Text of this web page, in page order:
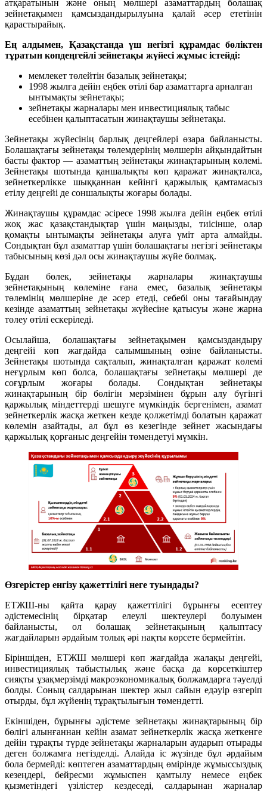
атқаратынын және оның мөлшері азаматтардың болашақ
зейнетақымен қамсыздандырылуына қалай әсер ететінін
қарастырайық.
Ең алдымен, Қазақстанда үш негізгі құрамдас бөліктен
тұратын көпдеңгейлі зейнетақы жүйесі жұмыс істейді:
мемлекет төлейтін базалық зейнетақы;
1998 жылға дейін еңбек өтілі бар азаматтарға арналған
ынтымақты зейнетақы;
зейнетақы жарналары мен инвестициялық табыс
есебінен қалыптасатын жинақтаушы зейнетақы.
Зейнетақы жүйесінің барлық деңгейлері өзара байланысты.
Болашақтағы зейнетақы төлемдерінің мөлшерін айқындайтын
басты фактор — азаматтың зейнетақы жинақтарының көлемі.
Зейнетақы шотында қаншалықты көп қаражат жинақталса,
зейнеткерлікке шыққаннан кейінгі қаржылық қамтамасыз
етілу деңгейі де соншалықты жоғары болады.
Жинақтаушы құрамдас әсіресе 1998 жылға дейін еңбек өтілі
жоқ жас қазақстандықтар үшін маңызды, тиісінше, олар
қомақты ынтымақты зейнетақы алуға үміт арта алмайды.
Сондықтан бұл азаматтар үшін болашақтағы негізгі зейнетақы
табысының көзі дәл осы жинақтаушы жүйе болмақ.
Бұдан бөлек, зейнетақы жарналары жинақтаушы
зейнетақының көлеміне ғана емес, базалық зейнетақы
төлемінің мөлшеріне де әсер етеді, себебі оны тағайындау
кезінде азаматтың зейнетақы жүйесіне қатысуы және жарна
төлеу өтілі ескеріледі.
Осылайша, болашақтағы зейнетақымен қамсыздандыру
деңгейі көп жағдайда салымшының өзіне байланысты.
Зейнетақы шотында сақталып, жинақталған қаражат көлемі
неғұрлым көп болса, болашақтағы зейнетақы мөлшері де
соғұрлым жоғары болады. Сондықтан зейнетақы
жинақтарының бір бөлігін мерзімінен бұрын алу бүгінгі
қаржылық міндеттерді шешуге мүмкіндік бергенімен, азамат
зейнеткерлік жасқа жеткен кезде қолжетімді болатын қаражат
көлемін азайтады, ал бұл өз кезегінде зейнет жасындағы
қаржылық қорғаныс деңгейін төмендетуі мүмкін.
Өзгерістер енгізу қажеттілігі неге туындады?
ЕТЖШ-ны қайта қарау қажеттілігі бұрынғы есептеу
әдістемесінің бірқатар елеулі шектеулері болуымен
байланысты, ол болашақ зейнетақының қалыптасу
жағдайларын әрдайым толық әрі нақты көрсете бермейтін.
Біріншіден, ЕТЖШ мөлшері көп жағдайда жалақы деңгейі,
инвестициялық табыстылық және басқа да көрсеткіштер
сияқты ұзақмерзімді макроэкономикалық болжамдарға тәуелді
болды. Соның салдарынан шектер жыл сайын едәуір өзгеріп
отырды, бұл жүйенің тұрақтылығын төмендетті.
Екіншіден, бұрынғы әдістеме зейнетақы жинақтарының бір
бөлігі алынғаннан кейін азамат зейнеткерлік жасқа жеткенге
дейін тұрақты түрде зейнетақы жарналарын аударып отырады
деген болжамға негізделді. Алайда іс жүзінде бұл әрдайым
бола бермейді: көптеген азаматтардың өмірінде жұмыссыздық
кезеңдері, бейресми жұмыспен қамтылу немесе еңбек
қызметіндегі үзілістер кездеседі, салдарынан жарналар